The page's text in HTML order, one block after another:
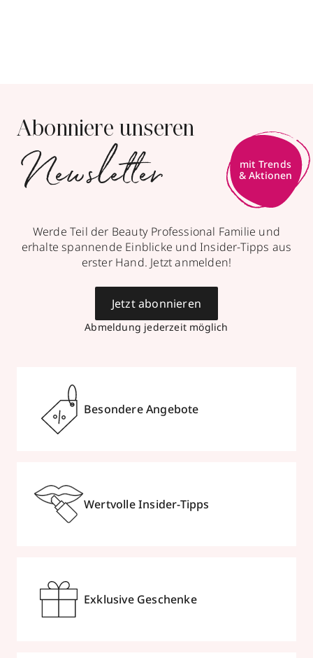
Abonniere unseren
Newsletter
mit Trends
& Aktionen
Werde Teil der Beauty Professional Familie und
erhalte spannende Einblicke und Insider-Tipps aus
erster Hand. Jetzt anmelden!
Abmeldung jederzeit möglich
Jetzt abonnieren
Besondere Angebote
Wertvolle Insider-Tipps
Exklusive Geschenke